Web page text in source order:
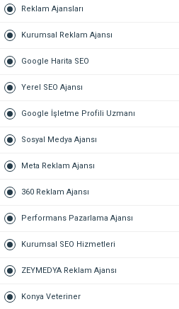
Reklam Ajansları
Kurumsal Reklam Ajansı
Google Harita SEO
Yerel SEO Ajansı
Google İşletme Profili Uzmanı
Sosyal Medya Ajansı
Meta Reklam Ajansı
360 Reklam Ajansı
Performans Pazarlama Ajansı
Kurumsal SEO Hizmetleri
ZEYMEDYA Reklam Ajansı
Konya Veteriner